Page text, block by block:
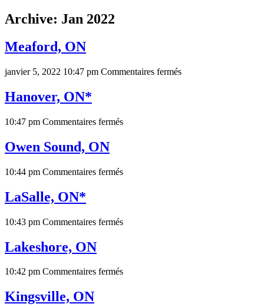
Archive: Jan 2022
Meaford, ON
janvier 5, 2022 10:47 pm Commentaires ferméssur
Hanover, ON*
10:47 pm Commentaires ferméssur
Owen Sound, ON
10:44 pm Commentaires ferméssur
LaSalle, ON*
10:43 pm Commentaires ferméssur
Lakeshore, ON
10:42 pm Commentaires ferméssur
Kingsville, ON